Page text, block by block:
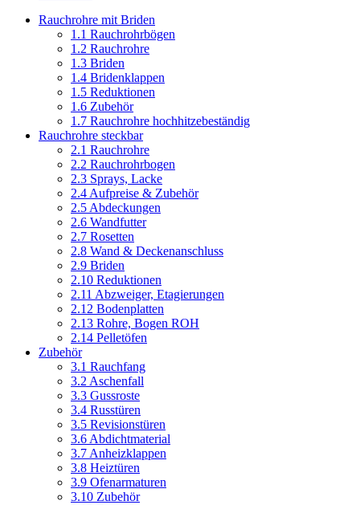
Rauchrohre mit Briden
1.1 Rauchrohrbögen
1.2 Rauchrohre
1.3 Briden
1.4 Bridenklappen
1.5 Reduktionen
1.6 Zubehör
1.7 Rauchrohre hochhitzebeständig
Rauchrohre steckbar
2.1 Rauchrohre
2.2 Rauchrohrbogen
2.3 Sprays, Lacke
2.4 Aufpreise & Zubehör
2.5 Abdeckungen
2.6 Wandfutter
2.7 Rosetten
2.8 Wand & Deckenanschluss
2.9 Briden
2.10 Reduktionen
2.11 Abzweiger, Etagierungen
2.12 Bodenplatten
2.13 Rohre, Bogen ROH
2.14 Pelletöfen
Zubehör
3.1 Rauchfang
3.2 Aschenfall
3.3 Gussroste
3.4 Russtüren
3.5 Revisionstüren
3.6 Abdichtmaterial
3.7 Anheizklappen
3.8 Heiztüren
3.9 Ofenarmaturen
3.10 Zubehör